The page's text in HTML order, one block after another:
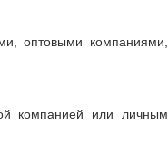
оптовыми компаниями,
компанией или личным